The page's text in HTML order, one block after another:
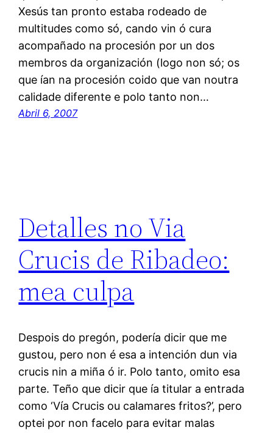
Xesús tan pronto estaba rodeado de
multitudes como só, cando vin ó cura
acompañado na procesión por un dos
membros da organización (logo non só; os
que ían na procesión coido que van noutra
calidade diferente e polo tanto non…
Abril 6, 2007
Detalles no Via
Crucis de Ribadeo:
mea culpa
Despois do pregón, podería dicir que me
gustou, pero non é esa a intención dun via
crucis nin a miña ó ir. Polo tanto, omito esa
parte. Teño que dicir que ía titular a entrada
como ‘Vía Crucis ou calamares fritos?’, pero
optei por non facelo para evitar malas